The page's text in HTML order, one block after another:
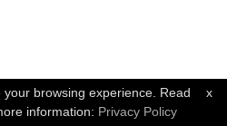
x
browsing experience. Read
information: Privacy Policy